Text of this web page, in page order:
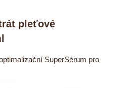
pleťové
SuperSérum pro